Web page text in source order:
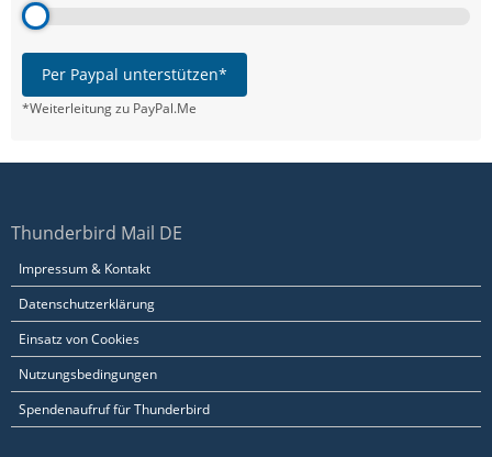
Per Paypal unterstützen*
*Weiterleitung zu PayPal.Me
Thunderbird Mail DE
Impressum & Kontakt
Datenschutzerklärung
Einsatz von Cookies
Nutzungsbedingungen
Spendenaufruf für Thunderbird